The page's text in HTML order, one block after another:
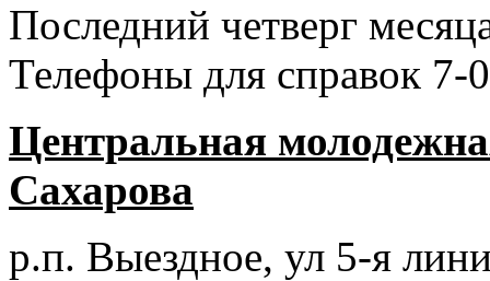
Последний четверг
Телефоны для справок 7-
Центральная
Сахарова
р.п. Выездное, ул 5-я